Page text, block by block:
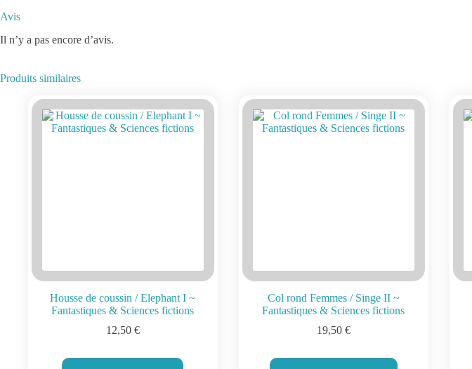
Avis
Il n’y a pas encore d’avis.
Produits similaires
Housse de coussin / Elephant I ~
Fantastiques & Sciences fictions
12,50 €
Col rond Femmes / Singe II ~
Fantastiques & Sciences fictions
19,50 €